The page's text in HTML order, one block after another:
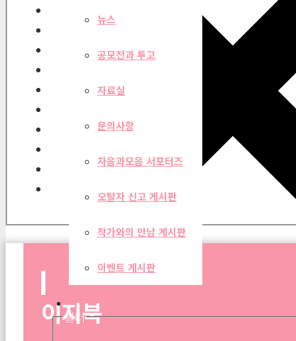
필터
뉴스
공모전과 투고
자료실
문의사항
자음과모음 서포터즈
오탈자 신고 게시판
작가와의 만남 게시판
이벤트 게시판
이지북